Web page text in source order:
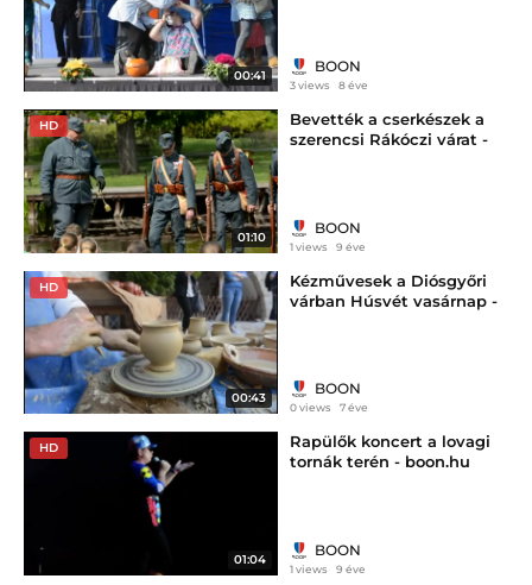
00:41
BOON
3 views 8 éve
HD
01:10
Bevették a cserkészek a
szerencsi Rákóczi várat -
BOON
1 views 9 éve
HD
00:43
Kézművesek a Diósgyőri
várban Húsvét vasárnap -
BOON
0 views 7 éve
HD
01:04
Rapülők koncert a lovagi
tornák terén - boon.hu
BOON
1 views 9 éve